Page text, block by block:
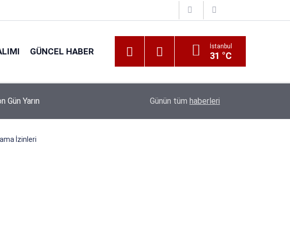
GÜNCEL HABER İstanbul
31 °C
Gün Yarın Kıyı Emniyeti Genel Müdürlüğü 26 İşçi Alımı
Günün tüm haberleri
İzinleri